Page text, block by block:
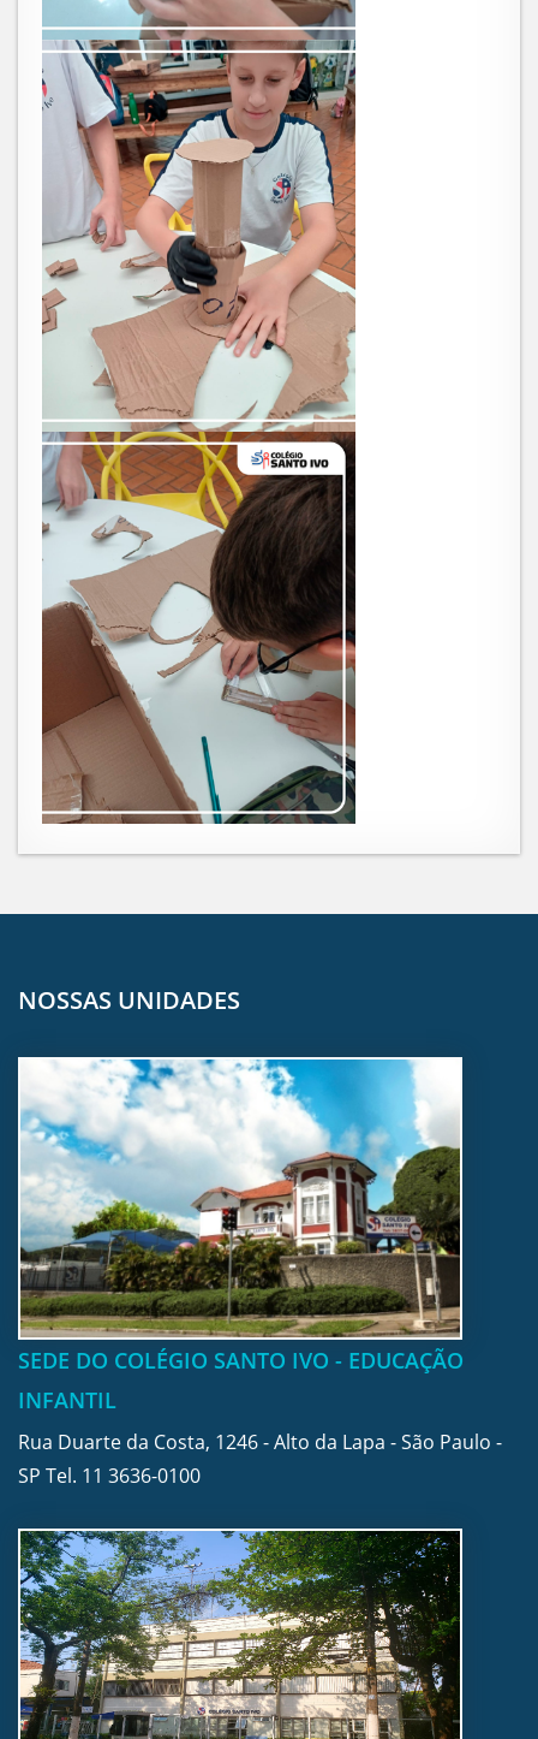
NOSSAS UNIDADES
SEDE DO COLÉGIO SANTO IVO - EDUCAÇÃO
INFANTIL
Rua Duarte da Costa, 1246 - Alto da Lapa - São Paulo -
SP Tel. 11 3636-0100